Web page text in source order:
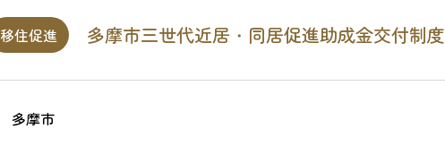
移住促進 多摩市三世代近居・同居促進助成金交付制度
多摩市